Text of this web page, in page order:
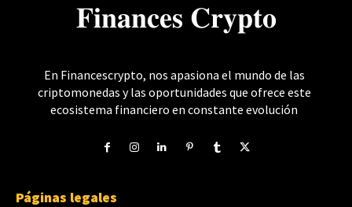
𝐅𝐢𝐧𝐚𝐧𝐜𝐞𝐬 𝐂𝐫𝐲𝐩𝐭𝐨
En Financescrypto, nos apasiona el mundo de las
criptomonedas y las oportunidades que ofrece este
ecosistema financiero en constante evolución
Páginas legales